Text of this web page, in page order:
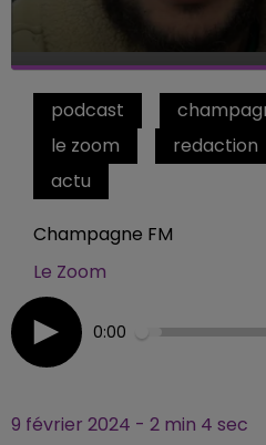
podcast
le zoom
redaction
actu
Champagne FM
Le Zoom
0:00
9 février 2024 - 2 min 4 sec